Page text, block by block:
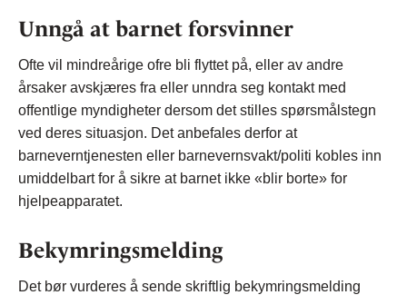
Unngå at barnet forsvinner
Ofte vil mindreårige ofre bli flyttet på, eller av andre
årsaker avskjæres fra eller unndra seg kontakt med
offentlige myndigheter dersom det stilles spørsmålstegn
ved deres situasjon. Det anbefales derfor at
barneverntjenesten eller barnevernsvakt/politi kobles inn
umiddelbart for å sikre at barnet ikke «blir borte» for
hjelpeapparatet.
Bekymringsmelding
Det bør vurderes å sende skriftlig bekymringsmelding